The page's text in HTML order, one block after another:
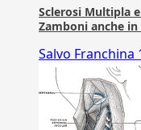
Sclerosi Multipla
Zamboni anche in
Salvo Franchina